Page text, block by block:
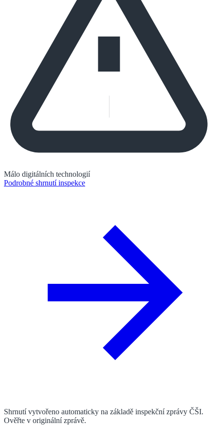
Málo digitálních technologií
Podrobné shrnutí inspekce
Shrnutí vytvořeno automaticky na základě inspekční zprávy ČŠI.
Ověřte v originální zprávě.